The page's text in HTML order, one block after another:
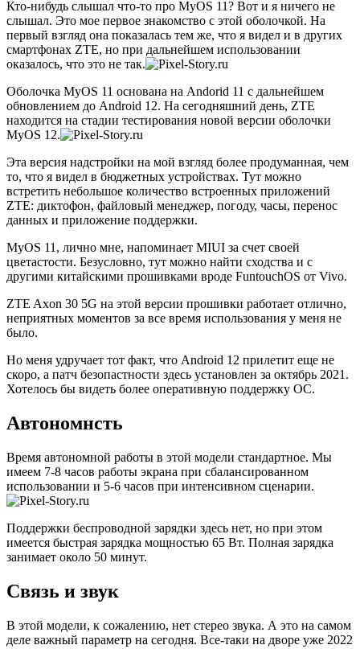
Кто-нибудь слышал что-то про MyOS 11? Вот и я ничего не
слышал. Это мое первое знакомство с этой оболочкой. На
первый взгляд она показалась тем же, что я видел и в других
смартфонах ZTE, но при дальнейшем использовании
оказалось, что это не так.
Оболочка MyOS 11 основана на Andorid 11 с дальнейшем
обновлением до Android 12. На сегодняшний день, ZTE
находится на стадии тестирования новой версии оболочки
MyOS 12.
Эта версия надстройки на мой взгляд более продуманная, чем
то, что я видел в бюджетных устройствах. Тут можно
встретить небольшое количество встроенных приложений
ZTE: диктофон, файловый менеджер, погоду, часы, перенос
данных и приложение поддержки.
MyOS 11, лично мне, напоминает MIUI за счет своей
цветастости. Безусловно, тут можно найти сходства и с
другими китайскими прошивками вроде FuntouchOS от Vivo.
ZTE Axon 30 5G на этой версии прошивки работает отлично,
неприятных моментов за все время использования у меня не
было.
Но меня удручает тот факт, что Android 12 прилетит еще не
скоро, а патч безопастности здесь установлен за октябрь 2021.
Хотелось бы видеть более оперативную поддержку ОС.
Автономнсть
Время автономной работы в этой модели стандартное. Мы
имеем 7-8 часов работы экрана при сбалансированном
использовании и 5-6 часов при интенсивном сценарии.
Поддержки беспроводной зарядки здесь нет, но при этом
имеется быстрая зарядка мощностью 65 Вт. Полная зарядка
занимает около 50 минут.
Связь и звук
В этой модели, к сожалению, нет стерео звука. А это на самом
деле важный параметр на сегодня. Все-таки на дворе уже 2022